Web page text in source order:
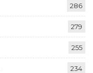
286
279
255
234